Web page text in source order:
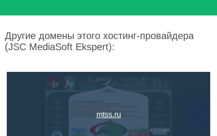
Другие домены этого хостинг-провайдера
(JSC MediaSoft Ekspert):
mtss.ru